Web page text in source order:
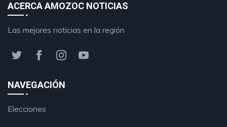
ACERCA AMOZOC NOTICIAS
Las mejores noticias en la región
NAVEGACIÓN
Elecciones